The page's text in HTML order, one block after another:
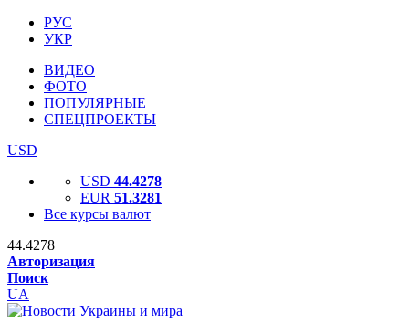
РУС
УКР
ВИДЕО
ФОТО
ПОПУЛЯРНЫЕ
СПЕЦПРОЕКТЫ
USD
USD 44.4278
EUR 51.3281
Все курсы валют
44.4278
Авторизация
Поиск
UA